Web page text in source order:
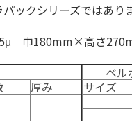
ックシリーズではあり
巾180mm×高さ
厚み
ベル
サイズ